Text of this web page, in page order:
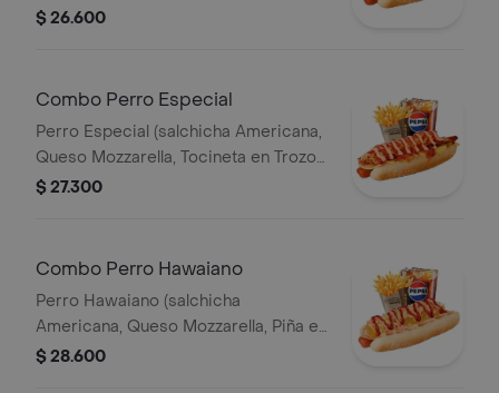
Trituradas, Cebolla, Salsa Roja, Salsa
$ 26.600
Combo Perro Especial
Perro Especial (salchicha Americana,
Queso Mozzarella, Tocineta en Trozos,
Papitas Chips Trituradas, Salsa Roja y
$ 27.300
Combo Perro Hawaiano
Perro Hawaiano (salchicha
Americana, Queso Mozzarella, Piña en
Trozos, Jamón, Papitas Chips
$ 28.600